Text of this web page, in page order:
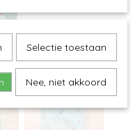
Selectie toestaan
Nee, niet akkoord